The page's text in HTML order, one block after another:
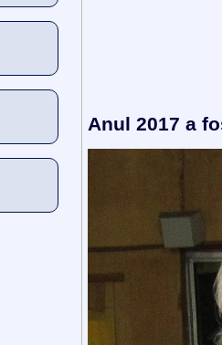
Anul 2017 a